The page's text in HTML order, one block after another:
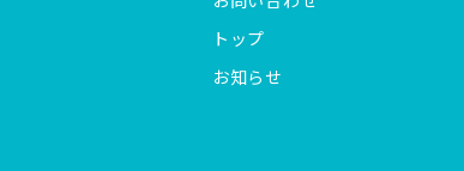
トップ
お知らせ